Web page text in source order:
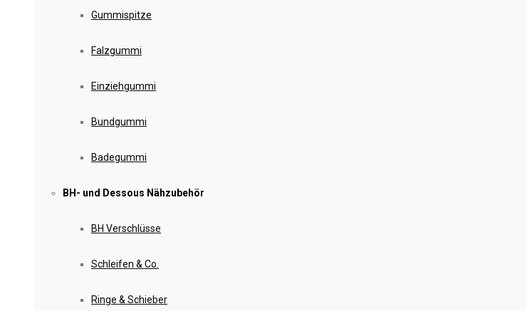
Gummispitze
Falzgummi
Einziehgummi
Bundgummi
Badegummi
BH- und Dessous Nähzubehör
BH Verschlüsse
Schleifen & Co.
Ringe & Schieber